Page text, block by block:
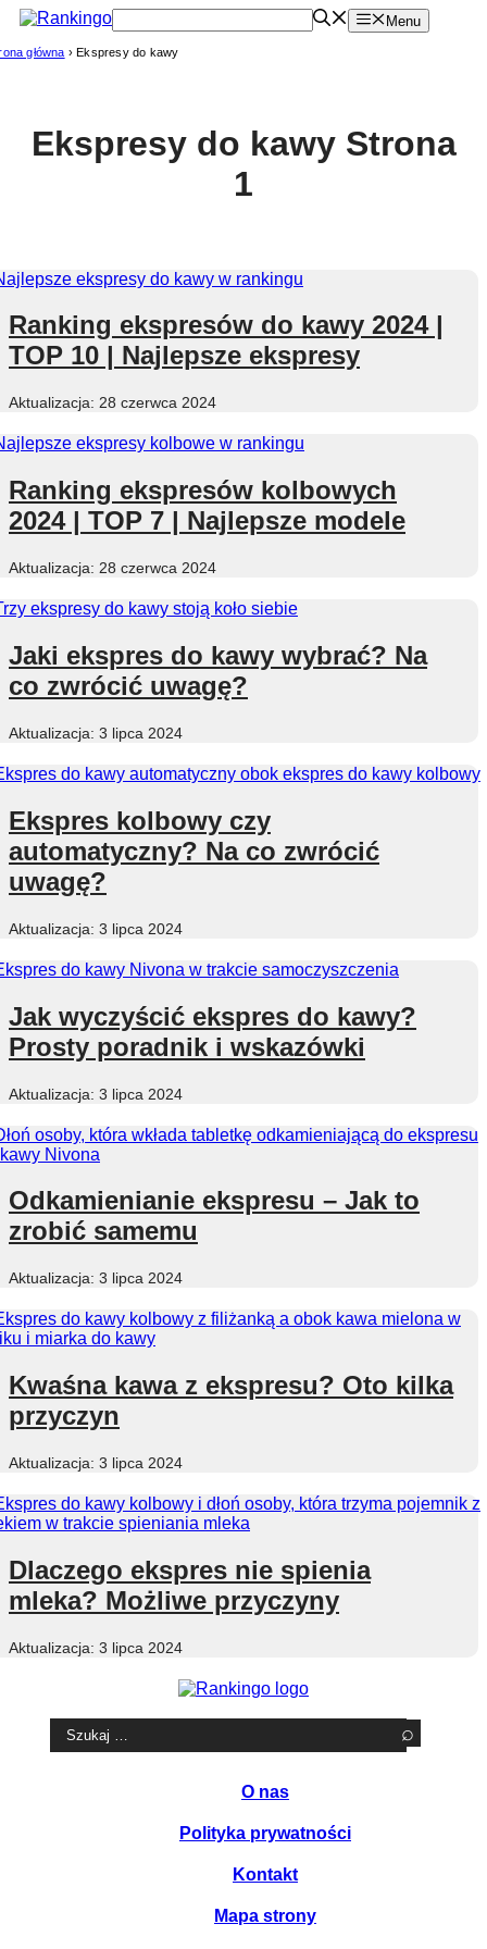
Przejdź
treści
Menu
główna ›Ekspresy do kawy
Ekspresy do kawyStrona
1
Ranking ekspresów do kawy 2024 |
TOP 10 | Najlepsze ekspresy
28 czerwca 2024
Ranking ekspresów kolbowych
2024 | TOP 7 | Najlepsze modele
28 czerwca 2024
Jaki ekspres do kawy wybrać? Na
co zwrócić uwagę?
3 lipca 2024
Ekspres kolbowy czy
automatyczny? Na co zwrócić
uwagę?
3 lipca 2024
Jak wyczyścić ekspres do kawy?
Prosty poradnik i wskazówki
3 lipca 2024
Odkamienianie ekspresu – Jak to
zrobić samemu
3 lipca 2024
Kwaśna kawa z ekspresu? Oto kilka
przyczyn
3 lipca 2024
Dlaczego ekspres nie spienia
mleka? Możliwe przyczyny
3 lipca 2024
Szukaj:
O nas
Polityka prywatności
Kontakt
Mapa strony